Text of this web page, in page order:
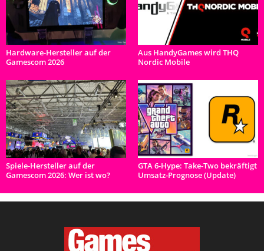
Hardware-Hersteller auf der
Gamescom 2026
Aus HandyGames wird THQ
Nordic Mobile
Spiele-Hersteller auf der
Gamescom 2026: Wer ist wo?
GTA 6-Hype: Take-Two bekräftigt
Umsatz-Prognose (Update)